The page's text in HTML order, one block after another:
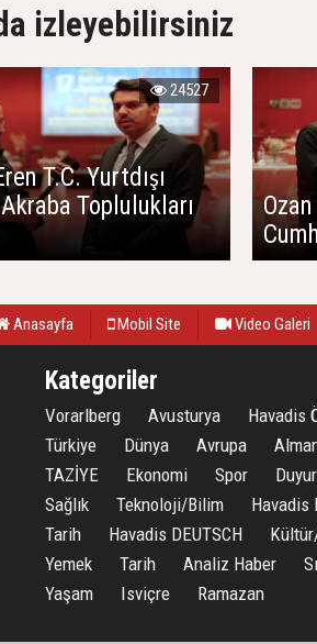
izleyebilirsiniz
T.C. Yurtdışı
Toplulukları
24527
Anasayfa Mobil Site Video Galeri
Kategoriler
Vorarlberg Avusturya
Havadis
Türkiye
Dünya Avrupa
TAZİYE
Ekonomi Spor
Sağlık
Teknoloji/Bilim
Havadis
Tarih
Havadis DEUTSCH
Yemek
Tarih Analiz Haber
Yaşam
Isviçre Ramazan